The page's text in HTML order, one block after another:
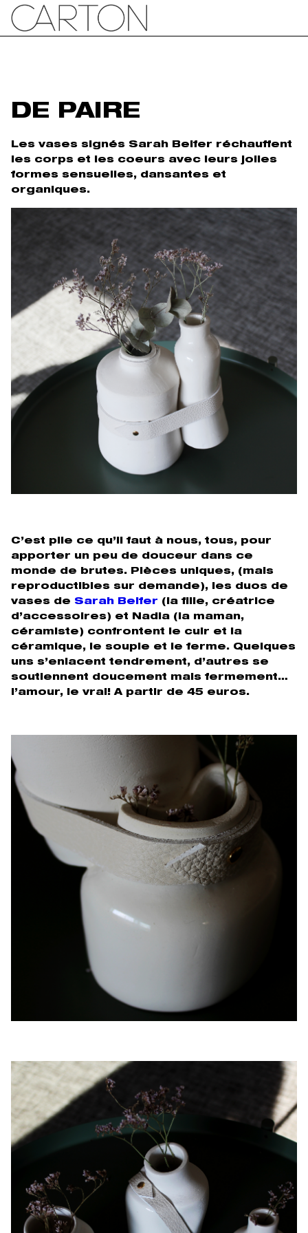
DE PAIRE
Les vases signés Sarah Belfer réchauffent
les corps et les coeurs avec leurs jolies
formes sensuelles, dansantes et
organiques.
C’est pile ce qu’il faut à nous, tous, pour
apporter un peu de douceur dans ce
monde de brutes. Pièces uniques, (mais
reproductibles sur demande), les duos de
vases de Sarah Belfer (la fille, créatrice
d’accessoires) et Nadia (la maman,
céramiste) confrontent le cuir et la
céramique, le souple et le ferme. Quelques
uns s’enlacent tendrement, d’autres se
soutiennent doucement mais fermement…
l’amour, le vrai! A partir de 45 euros.